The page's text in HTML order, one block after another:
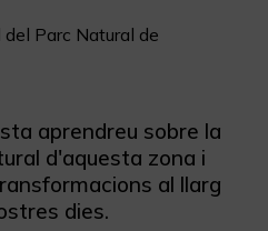
Parc Natural de
aprendreu sobre la
d'aquesta zona i
al llarg
dies.